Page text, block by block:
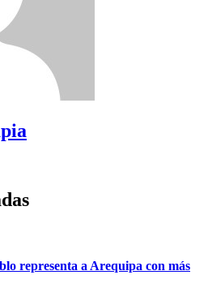
representa a Arequipa con más